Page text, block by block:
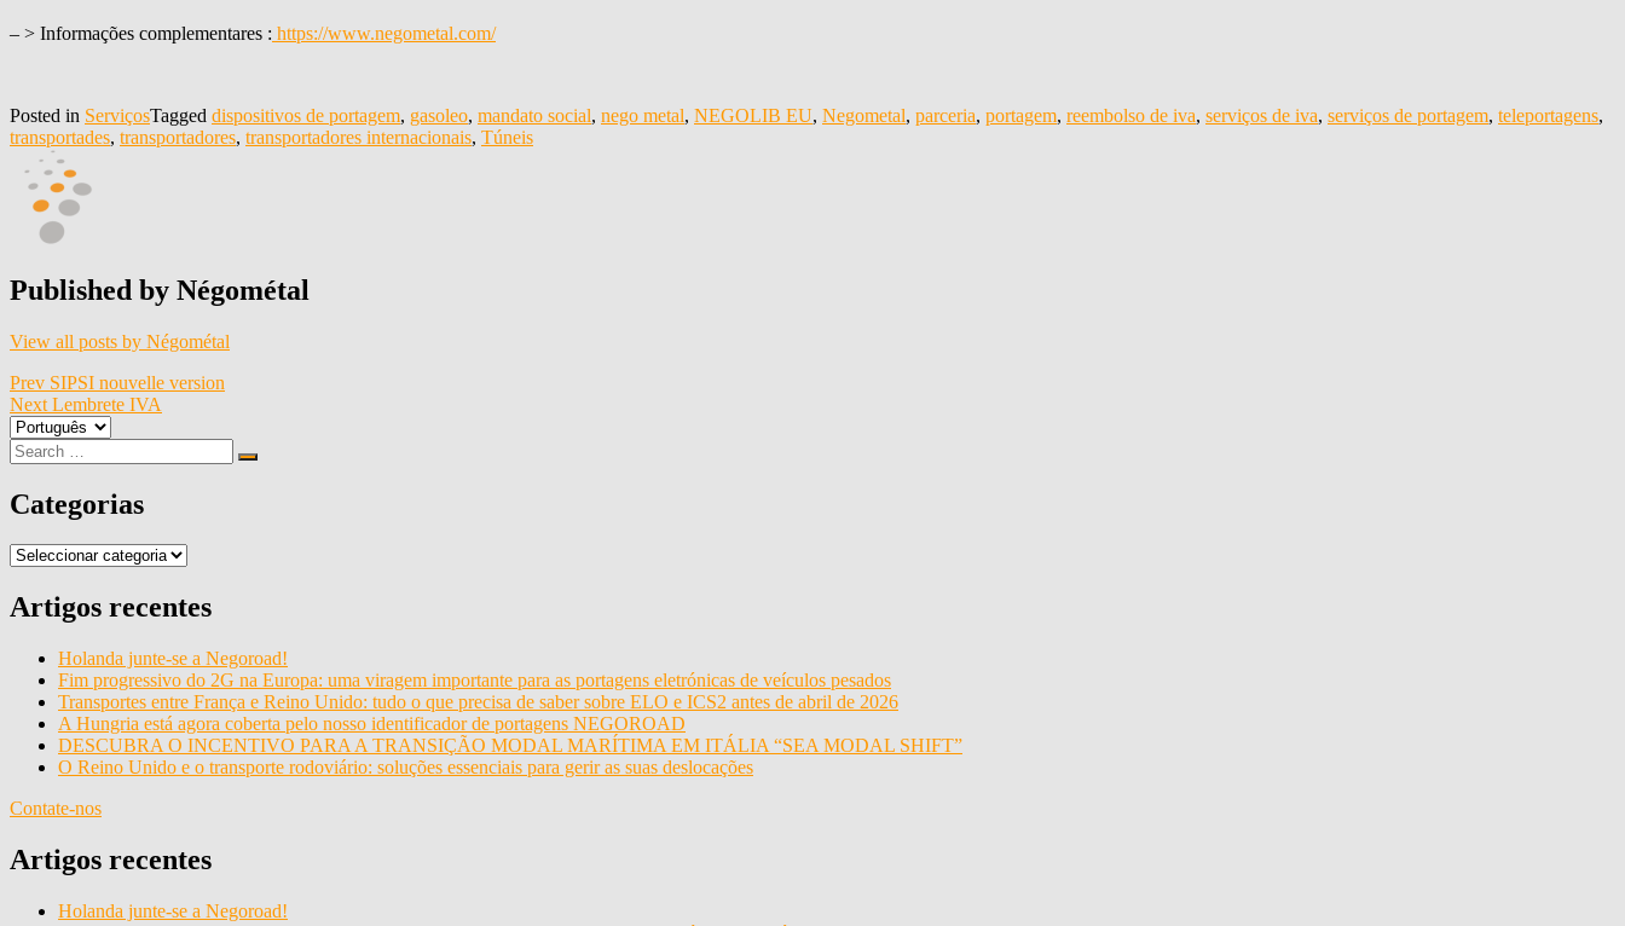
– > Informações complementares : https://www.negometal.com/
Posted in ServiçosTagged dispositivos de portagem, gasoleo, mandato social, nego metal, NEGOLIB EU, Negometal, parceria, portagem, reembolso de iva, serviços de iva, serviços de portagem, teleportagens,
transportades, transportadores, transportadores internacionais, Túneis
Published by Négométal
View all posts by Négométal
Navegação
de
artigos
Prev SIPSI nouvelle version
Next Lembrete IVA
Escolha
um
idioma
Search
for:
Search
Categorias
Categorias
Artigos recentes
Holanda junte-se a Negoroad!
Fim progressivo do 2G na Europa: uma viragem importante para as portagens eletrónicas de veículos pesados
Transportes entre França e Reino Unido: tudo o que precisa de saber sobre ELO e ICS2 antes de abril de 2026
A Hungria está agora coberta pelo nosso identificador de portagens NEGOROAD
DESCUBRA O INCENTIVO PARA A TRANSIÇÃO MODAL MARÍTIMA EM ITÁLIA “SEA MODAL SHIFT”
O Reino Unido e o transporte rodoviário: soluções essenciais para gerir as suas deslocações
Contate-nos
Artigos recentes
Holanda junte-se a Negoroad!